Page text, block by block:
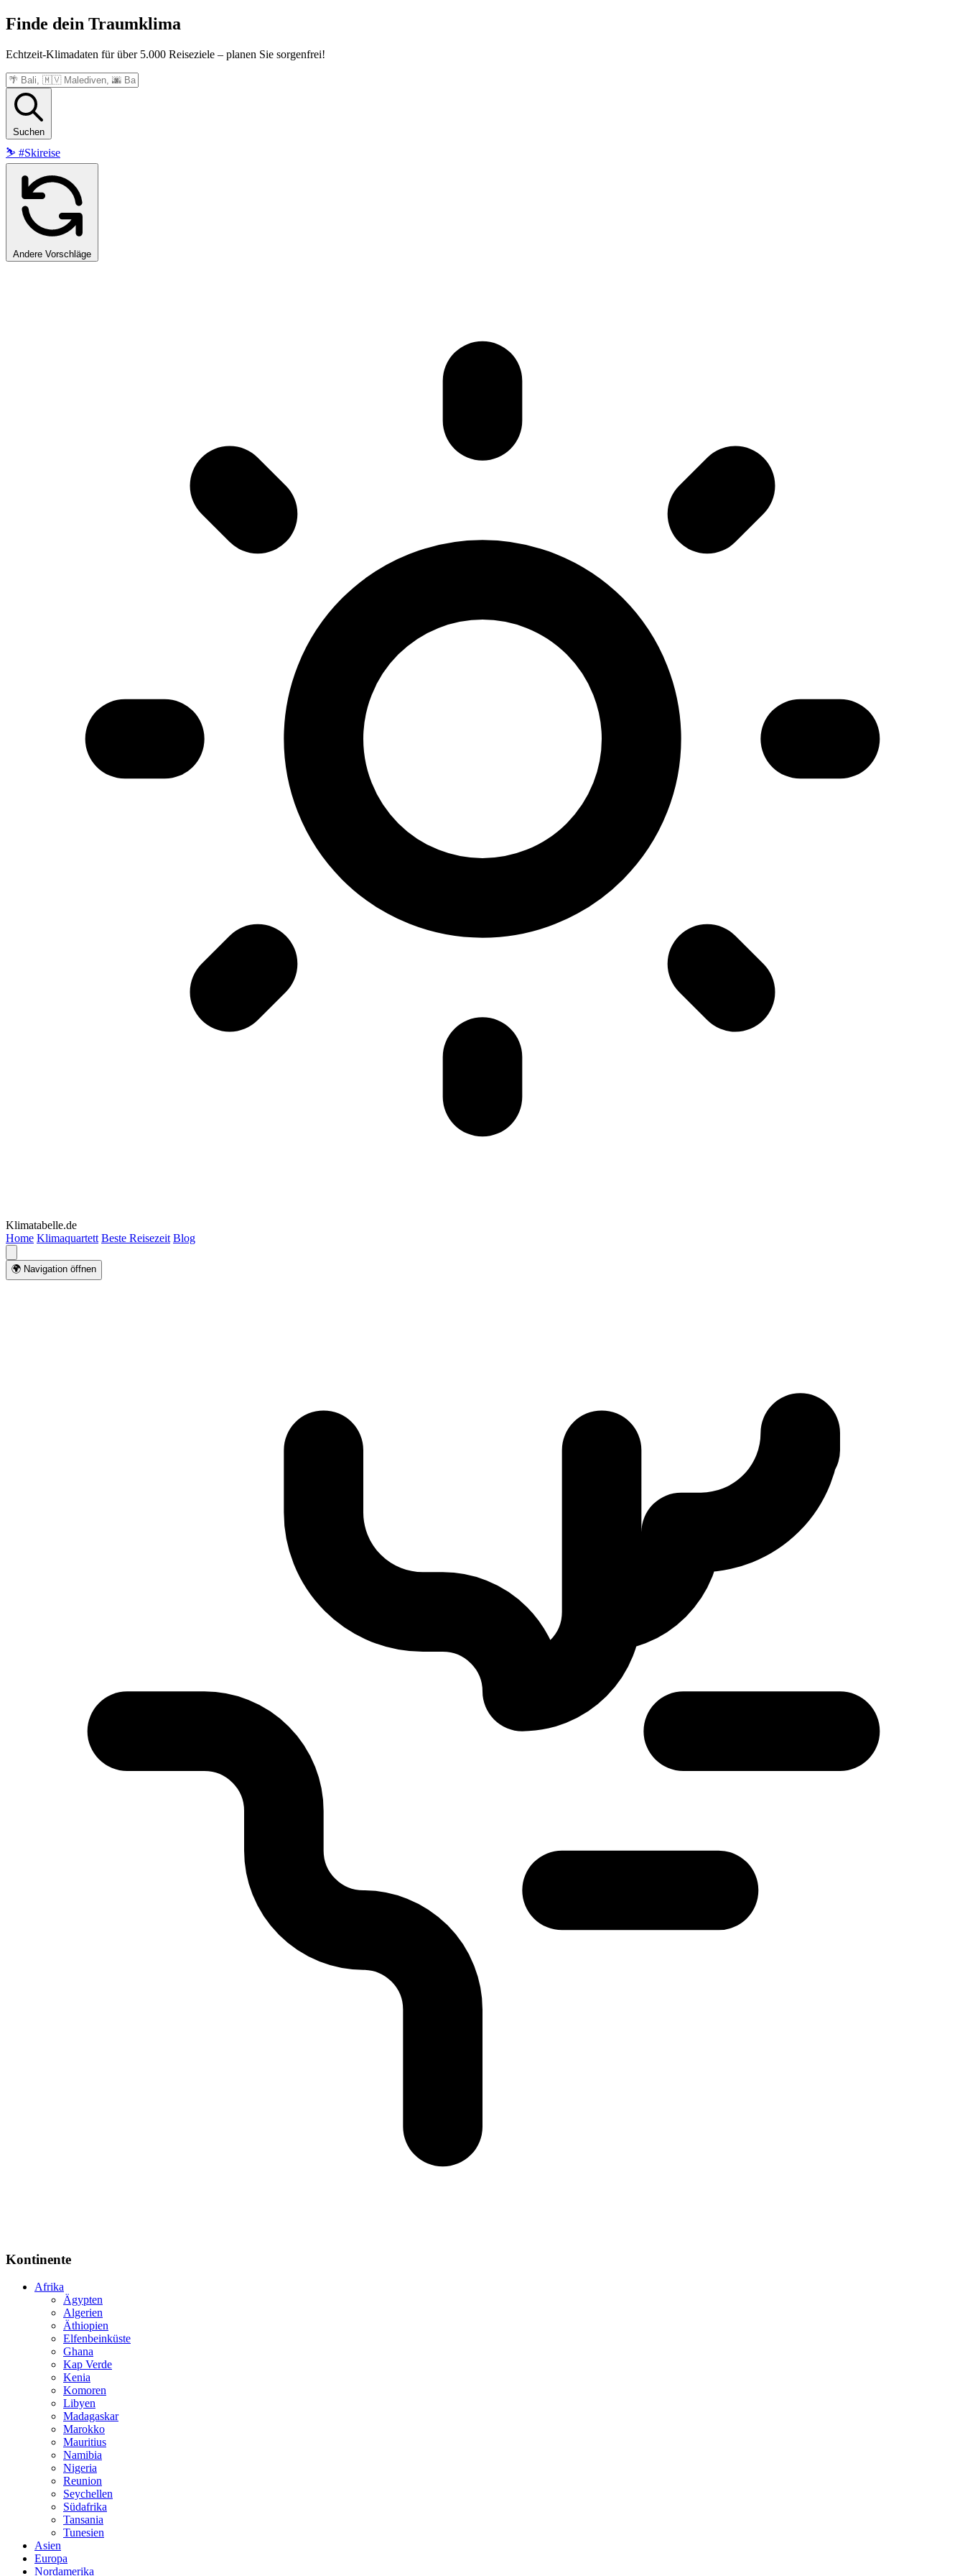
Finde dein Traumklima
Echtzeit-Klimadaten für über 5.000 Reiseziele – planen Sie sorgenfrei!
Suchen
⛷️ #Skireise
Andere Vorschläge
Klimatabelle.de
Home Klimaquartett Beste Reisezeit Blog
🌍 Navigation öffnen
Kontinente
Afrika
Ägypten
Algerien
Äthiopien
Elfenbeinküste
Ghana
Kap Verde
Kenia
Komoren
Libyen
Madagaskar
Marokko
Mauritius
Namibia
Nigeria
Reunion
Seychellen
Südafrika
Tansania
Tunesien
Asien
Europa
Nordamerika